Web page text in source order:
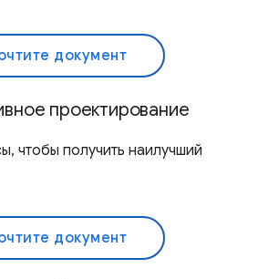
документ
проектирование
чтобы получить наилучший
документ